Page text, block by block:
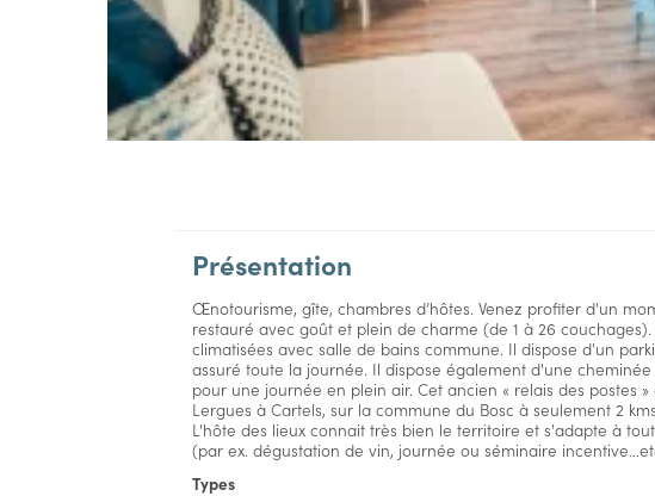
Présentation
Œnotourisme, gîte, chambres d’hôtes. Venez profiter d'un
restauré avec goût et plein de charme (de 1 à 26
climatisées avec salle de bains commune. Il dispose d'un
assuré toute la journée. Il dispose également d'une
pour une journée en plein air. Cet ancien « relais des postes
Lergues à Cartels, sur la commune du Bosc à seulement 2
L'hôte des lieux connait très bien le territoire et s'adapte à
(par ex. dégustation de vin, journée ou séminaire
Types